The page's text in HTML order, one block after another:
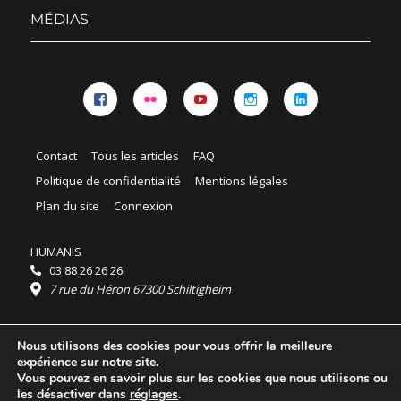
MÉDIAS
Contact Tous les articles
FAQ
Politique de confidentialité
Mentions légales
Plan du site
Connexion
HUMANIS
03 88 26 26 26
7 rue du Héron 67300 Schiltigheim
Horaires :
HUMANIS : du lundi au vendredi 9h - 18h
Ordidocaz : du lundi au vendredi 8h - 19h
© 2025 HUMANIS, tous droits réservés.
Nous utilisons des cookies pour vous offrir la meilleure
expérience sur notre site.
Vous pouvez en savoir plus sur les cookies que nous utilisons ou
les désactiver dans réglages.